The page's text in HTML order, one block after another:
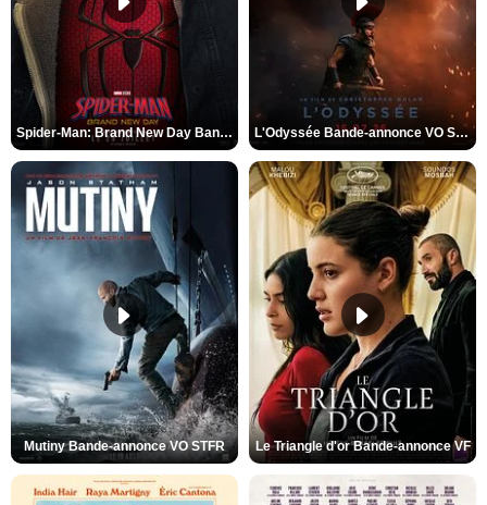
Spider-Man: Brand New Day Bande-annonce VO STFR L'Odyssée Bande-annonce VO STFR
Mutiny Bande-annonce VO STFR Le Triangle d'or Bande-annonce VF